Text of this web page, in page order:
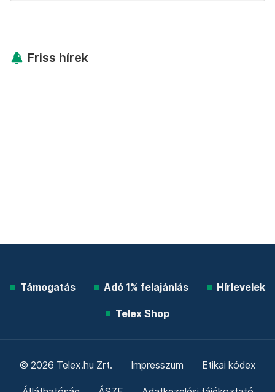
Friss hírek
Támogatás Adó 1% felajánlás Hírlevelek
Telex Shop
© 2026 Telex.hu Zrt. Impresszum Etikai kódex